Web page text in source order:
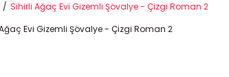
Sihirli Ağaç Evi Gizemli Şövalye - Çizgi Roman 2